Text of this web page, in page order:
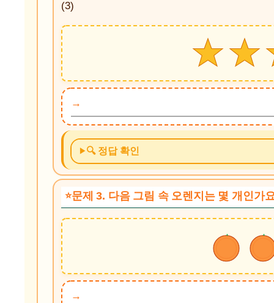
(3)
🔍 정답 확인
문제 3. 다음 그림 속 오렌지는 몇 개인가